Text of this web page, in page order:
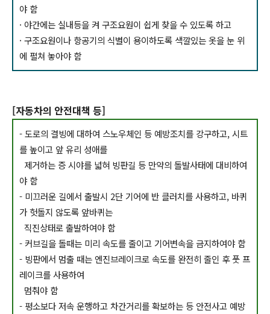
야 함
· 야간에는 실내등을 켜 구조요원이 쉽게 찾을 수 있도록 하고
· 구조요원이나 항공기의 식별이 용이하도록 색깔있는 옷을 눈 위
에 펼쳐 놓아야 함
[자동차의 안전대책 등]
- 도로의 결빙에 대하여 스노우체인 등 예방조치를 강구하고, 시트
를 높이고 앞 유리 성애를
제거하는 증 시야를 넓혀 빙판길 등 만약의 돌발사태에 대비하여
야 함
- 미끄러운 길에서 출발시 2단 기어에 반 클러치를 사용하고, 바퀴
가 헛돌지 않도록 앞바퀴는
직진상태로 출발하여야 함
- 커브길을 돌때는 미리 속도를 줄이고 기어변속을 금지하여야 함
- 빙판에서 멈출 때는 엔진브레이크로 속도를 완전히 줄인 후 풋 프
레이크를 사용하여
멈춰야 함
- 평소보다 저속 운행하고 차간거리를 확보하는 등 안전사고 예방